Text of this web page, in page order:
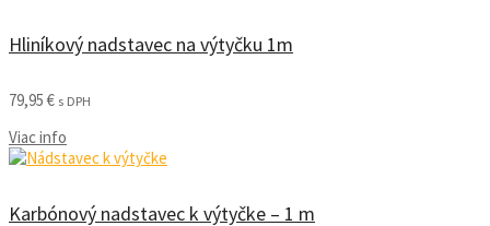
Hliníkový nadstavec na výtyčku 1m
79,95 € s DPH
Viac info
Karbónový nadstavec k výtyčke – 1 m